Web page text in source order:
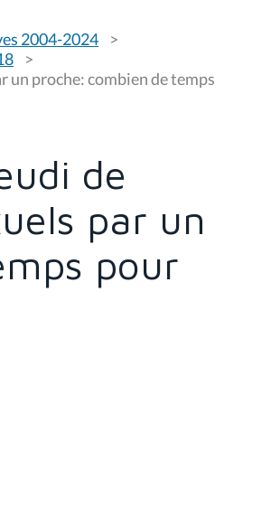
2004-2024
un proche: combien de temps
de
par un
pour